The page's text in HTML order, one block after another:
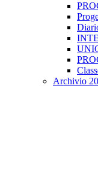
Archivio